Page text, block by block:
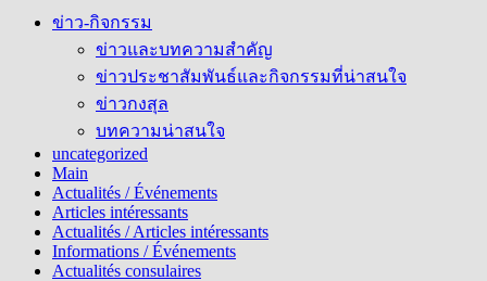
ข่าว-กิจกรรม
ข่าวและบทความสำคัญ
ข่าวประชาสัมพันธ์และกิจกรรมที่น่าสนใจ
ข่าวกงสุล
บทความน่าสนใจ
uncategorized
Main
Actualités / Événements
Articles intéressants
Actualités / Articles intéressants
Informations / Événements
Actualités consulaires